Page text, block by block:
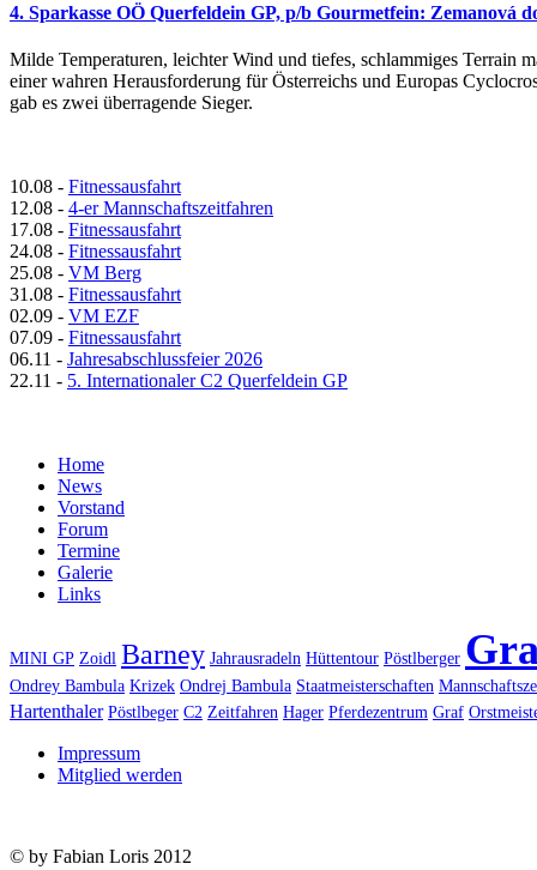
4. Sparkasse OÖ Querfeldein GP, p/b Gourmetfein: Zemanová
Milde Temperaturen, leichter Wind und tiefes, schlammiges Terrain
einer wahren Herausforderung für Österreichs und Europas
gab es zwei überragende Sieger.
10.08 - Fitnessausfahrt
12.08 - 4-er Mannschaftszeitfahren
17.08 - Fitnessausfahrt
24.08 - Fitnessausfahrt
25.08 - VM Berg
31.08 - Fitnessausfahrt
02.09 - VM EZF
07.09 - Fitnessausfahrt
06.11 - Jahresabschlussfeier 2026
22.11 - 5. Internationaler C2 Querfeldein GP
Home
News
Vorstand
Forum
Termine
Galerie
Links
MINI GP Zoidl Barney Jahrausradeln Hüttentour Pöstlberger
Ondrey Bambula Krizek Ondrej Bambula Staatmeisterschaften
Hartenthaler Pöstlbeger C2 Zeitfahren Hager Pferdezentrum Graf
Impressum
Mitglied werden
© by Fabian Loris 2012